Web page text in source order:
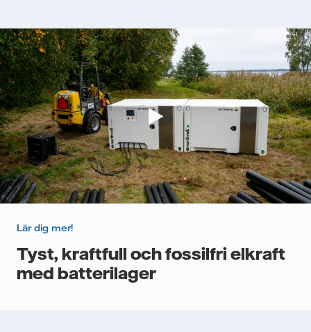
Lär dig mer!
Tyst, kraftfull och fossilfri elkraft
med batterilager